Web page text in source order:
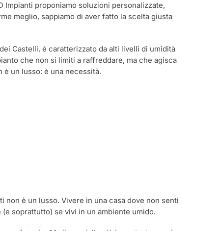
proponiamo soluzioni personalizzate,
meglio, sappiamo di aver fatto la scelta giusta
Castelli, è caratterizzato da alti livelli di umidità
che non si limiti a raffreddare, ma che agisca
un lusso: è una necessità.
è un lusso. Vivere in una casa dove non senti
soprattutto) se vivi in un ambiente umido.